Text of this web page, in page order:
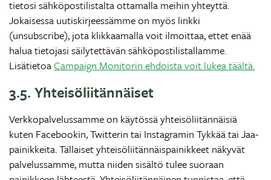
tietosi sähköpostilistalta ottamalla meihin yhteyttä.
Jokaisessa uutiskirjeessämme on myös linkki
(unsubscribe), jota klikkaamalla voit ilmoittaa, ettet enää
halua tietojasi säilytettävän sähköpostilistallamme.
LisätietoaCampaign Monitorin ehdoista voit lukea täältä.
3.5. Yhteisöliitännäiset
Verkkopalvelussamme on käytössä yhteisöliitännäisiä
kuten Facebookin, Twitterin tai Instagramin Tykkää tai Jaa-
painikkeita. Tällaiset yhteisöliitännäispainikkeet näkyvät
palvelussamme, mutta niiden sisältö tulee suoraan